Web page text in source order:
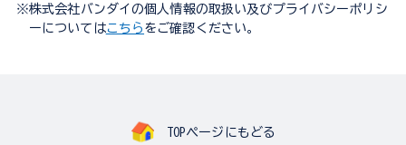
※株式会社バンダイの個人情報の取扱い及びプライバシーポリシ
ーについてはこちら をご確認ください。
TOPページにもどる